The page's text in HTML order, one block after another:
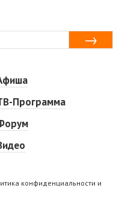
Программа
конфиденциальности и